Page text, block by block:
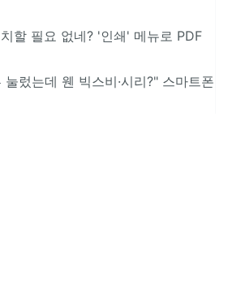
할 필요 없네? '인쇄' 메뉴로 PDF
렀는데 웬 빅스비·시리?" 스마트폰